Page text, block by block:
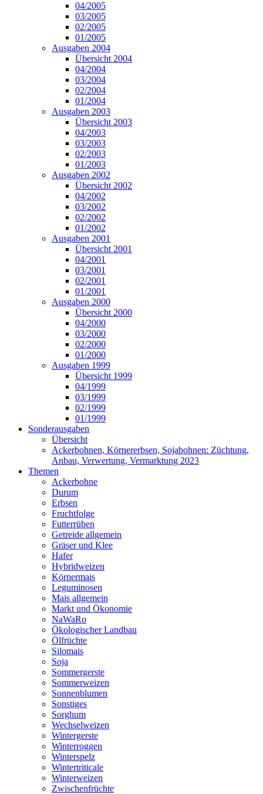
04/2005
03/2005
02/2005
01/2005
Ausgaben 2004
Übersicht 2004
04/2004
03/2004
02/2004
01/2004
Ausgaben 2003
Übersicht 2003
04/2003
03/2003
02/2003
01/2003
Ausgaben 2002
Übersicht 2002
04/2002
03/2002
02/2002
01/2002
Ausgaben 2001
Übersicht 2001
04/2001
03/2001
02/2001
01/2001
Ausgaben 2000
Übersicht 2000
04/2000
03/2000
02/2000
01/2000
Ausgaben 1999
Übersicht 1999
04/1999
03/1999
02/1999
01/1999
Sonderausgaben
Übersicht
Ackerbohnen, Körnererbsen, Sojabohnen: Züchtung,
Anbau, Verwertung, Vermarktung 2023
Themen
Ackerbohne
Durum
Erbsen
Fruchtfolge
Futterrüben
Getreide allgemein
Gräser und Klee
Hafer
Hybridweizen
Körnermais
Leguminosen
Mais allgemein
Markt und Ökonomie
NaWaRo
Ökologischer Landbau
Ölfrüchte
Silomais
Soja
Sommergerste
Sommerweizen
Sonnenblumen
Sonstiges
Sorghum
Wechselweizen
Wintergerste
Winterroggen
Winterspelz
Wintertriticale
Winterweizen
Zwischenfrüchte